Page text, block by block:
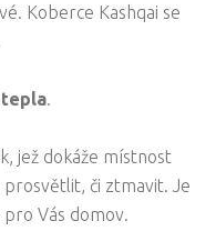
Koberce Kashqai se
.
jež dokáže místnost
či ztmavit. Je
pro Vás domov.